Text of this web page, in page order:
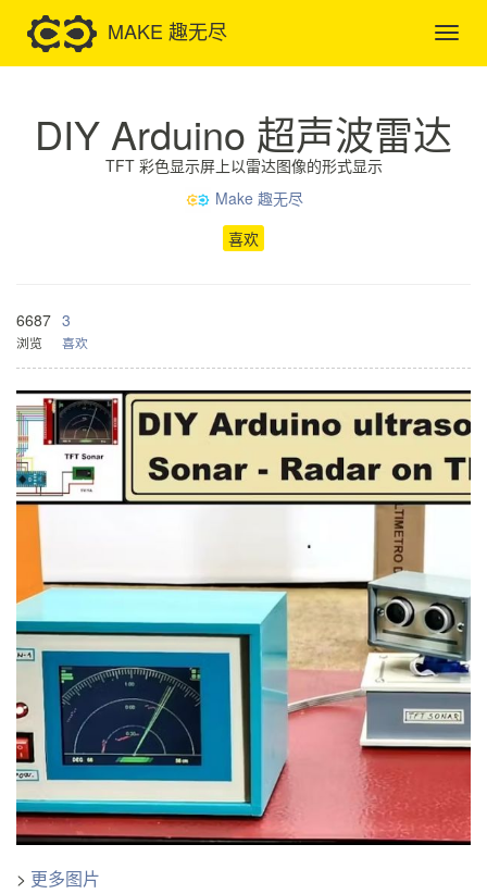
MAKE 趣无尽
DIY Arduino 超声波雷达
TFT 彩色显示屏上以雷达图像的形式显示
Make 趣无尽
喜欢
6687
浏览
3
喜欢
> 更多图片